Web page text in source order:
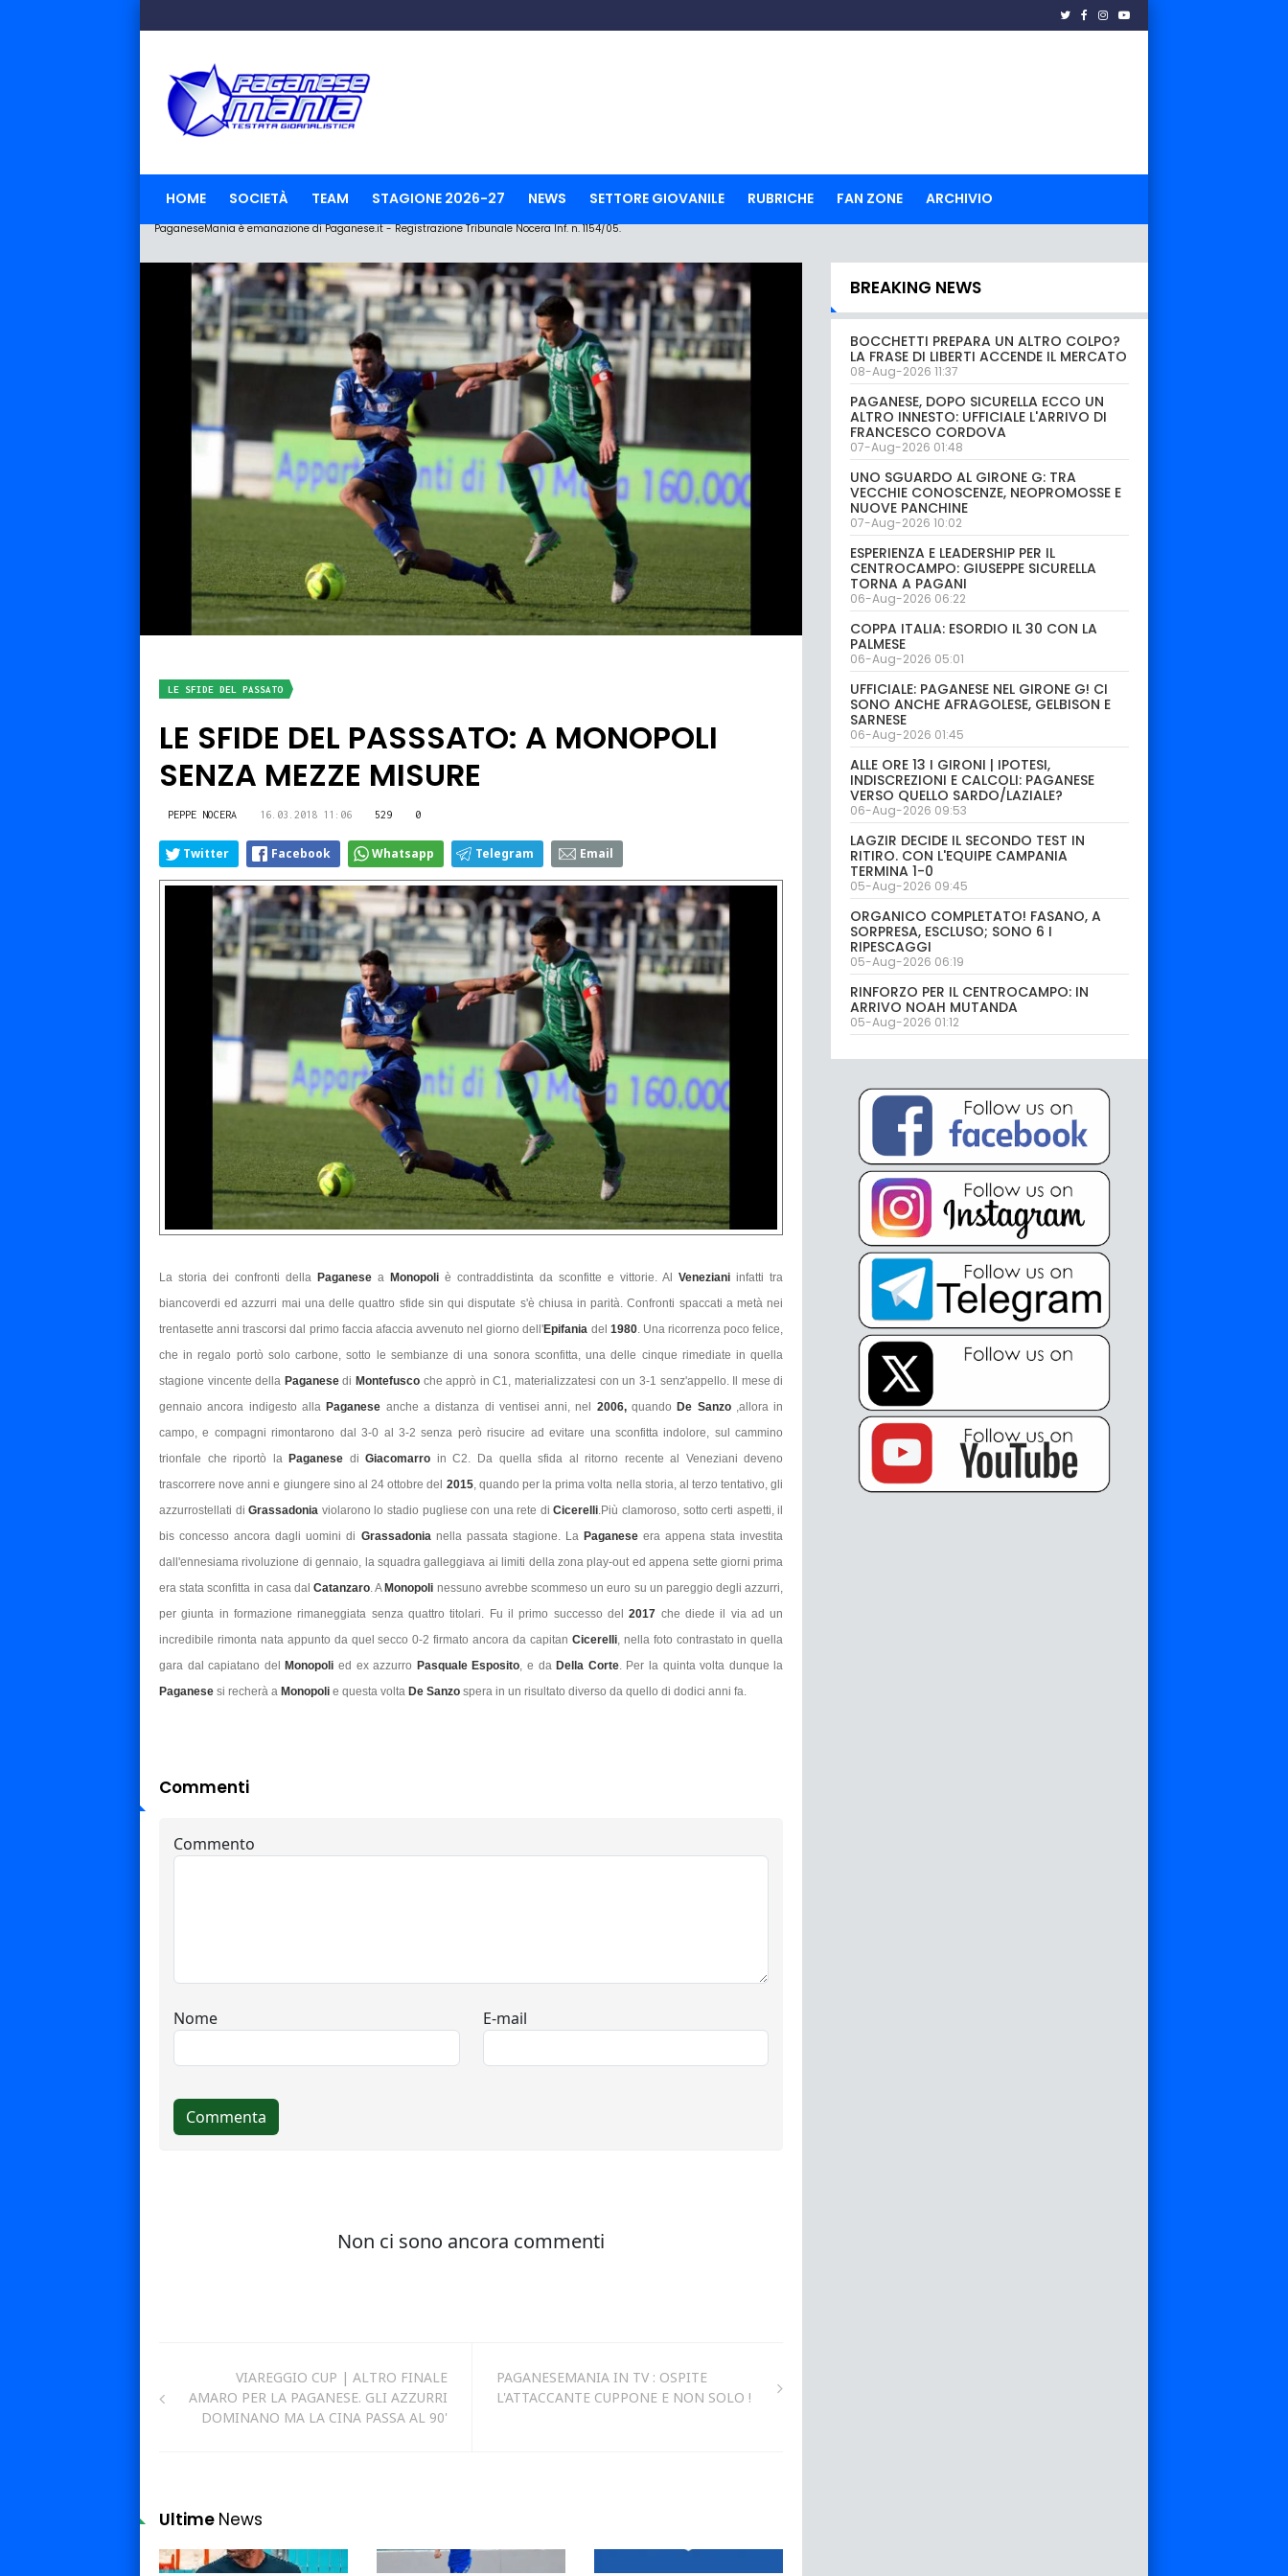
HOME SOCIETÀ TEAM STAGIONE 2026-27 NEWS SETTORE GIOVANILE RUBRICHE FAN ZONE ARCHIVIO
PaganeseMania è emanazione di Paganese.it - Registrazione Tribunale Nocera Inf. n. 1154/05.
LE SFIDE DEL PASSATO
LE SFIDE DEL PASSSATO: A MONOPOLI
SENZA MEZZE MISURE
PEPPE NOCERA 16.03.2018 11:06 529 0
Twitter Facebook Whatsapp Telegram Email
La storia dei confronti della Paganese a Monopoliè contraddistinta da sconfitte e vittorie. AlVenezianiinfatti tra
biancoverdi ed azzurri mai una delle quattro sfide sin qui disputate s'è chiusa in parità. Confronti spaccati a metà nei
trentasette anni trascorsi dal primo faccia afaccia avvenuto nel giorno dell'Epifania del 1980. Una ricorrenza poco felice,
che in regalo portò solo carbone, sotto le sembianze di una sonora sconfitta, una delle cinque rimediate in quella
stagione vincente della Paganesedi Montefusco che apprò in C1, materializzatesi con un 3-1 senz'appello. Il mese di
gennaio ancora indigesto alla Paganese anche a distanza di ventisei anni, nel 2006,quando De Sanzo ,allora in
campo, e compagni rimontarono dal 3-0 al 3-2 senza però risucire ad evitare una sconfitta indolore, sul cammino
trionfale che riportò la Paganese diGiacomarro in C2. Da quella sfida al ritorno recente al Veneziani deveno
trascorrere nove anni e giungere sino al 24 ottobre del 2015, quando per la prima volta nella storia, al terzo tentativo, gli
azzurrostellati diGrassadonia violarono lo stadio pugliese con una rete diCicerelli.Più clamoroso, sotto certi aspetti, il
bis concesso ancora dagli uomini di Grassadonia nella passata stagione. La Paganeseera appena stata investita
dall'ennesiama rivoluzione di gennaio, la squadra galleggiava ai limiti della zona play-out ed appena sette giorni prima
era stata sconfitta in casa dalCatanzaro. A Monopoli nessuno avrebbe scommeso un euro su un pareggio degli azzurri,
per giunta in formazione rimaneggiata senza quattro titolari. Fu il primo successo del2017 che diede il via ad un
incredibile rimonta nata appunto da quel secco 0-2 firmato ancora da capitan Cicerelli, nella foto contrastato in quella
gara dal capiatano del
Monopoli ed ex azzurro Pasquale Esposito, e da Della Corte. Per la quinta volta dunque la
Paganese si recherà a Monopoli e questa volta De Sanzo spera in un risultato diverso da quello di dodici anni fa.
Commenti
VIAREGGIO CUP | ALTRO FINALE
AMARO PER LA PAGANESE. GLI AZZURRI
DOMINANO MA LA CINA PASSA AL 90'
PAGANESEMANIA IN TV : OSPITE
L'ATTACCANTE CUPPONE E NON SOLO !
Ultime News
BREAKING NEWS
BOCCHETTI PREPARA UN ALTRO COLPO?
LA FRASE DI LIBERTI ACCENDE IL MERCATO
08-Aug-2026 11:37
PAGANESE, DOPO SICURELLA ECCO UN
ALTRO INNESTO: UFFICIALE L'ARRIVO DI
FRANCESCO CORDOVA
07-Aug-2026 01:48
UNO SGUARDO AL GIRONE G: TRA
VECCHIE CONOSCENZE, NEOPROMOSSE E
NUOVE PANCHINE
07-Aug-2026 10:02
ESPERIENZA E LEADERSHIP PER IL
CENTROCAMPO: GIUSEPPE SICURELLA
TORNA A PAGANI
06-Aug-2026 06:22
COPPA ITALIA: ESORDIO IL 30 CON LA
PALMESE
06-Aug-2026 05:01
UFFICIALE: PAGANESE NEL GIRONE G! CI
SONO ANCHE AFRAGOLESE, GELBISON E
SARNESE
06-Aug-2026 01:45
ALLE ORE 13 I GIRONI | IPOTESI,
INDISCREZIONI E CALCOLI: PAGANESE
VERSO QUELLO SARDO/LAZIALE?
06-Aug-2026 09:53
LAGZIR DECIDE IL SECONDO TEST IN
RITIRO. CON L'EQUIPE CAMPANIA
TERMINA 1-0
05-Aug-2026 09:45
ORGANICO COMPLETATO! FASANO, A
SORPRESA, ESCLUSO; SONO 6 I
RIPESCAGGI
05-Aug-2026 06:19
RINFORZO PER IL CENTROCAMPO: IN
ARRIVO NOAH MUTANDA
05-Aug-2026 01:12